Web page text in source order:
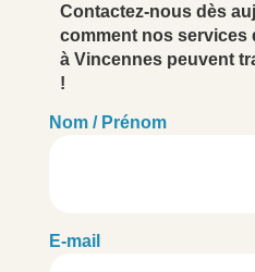
Contactez-nous dès
comment nos services
à Vincennes peuvent
!
Nom / Prénom
E-mail